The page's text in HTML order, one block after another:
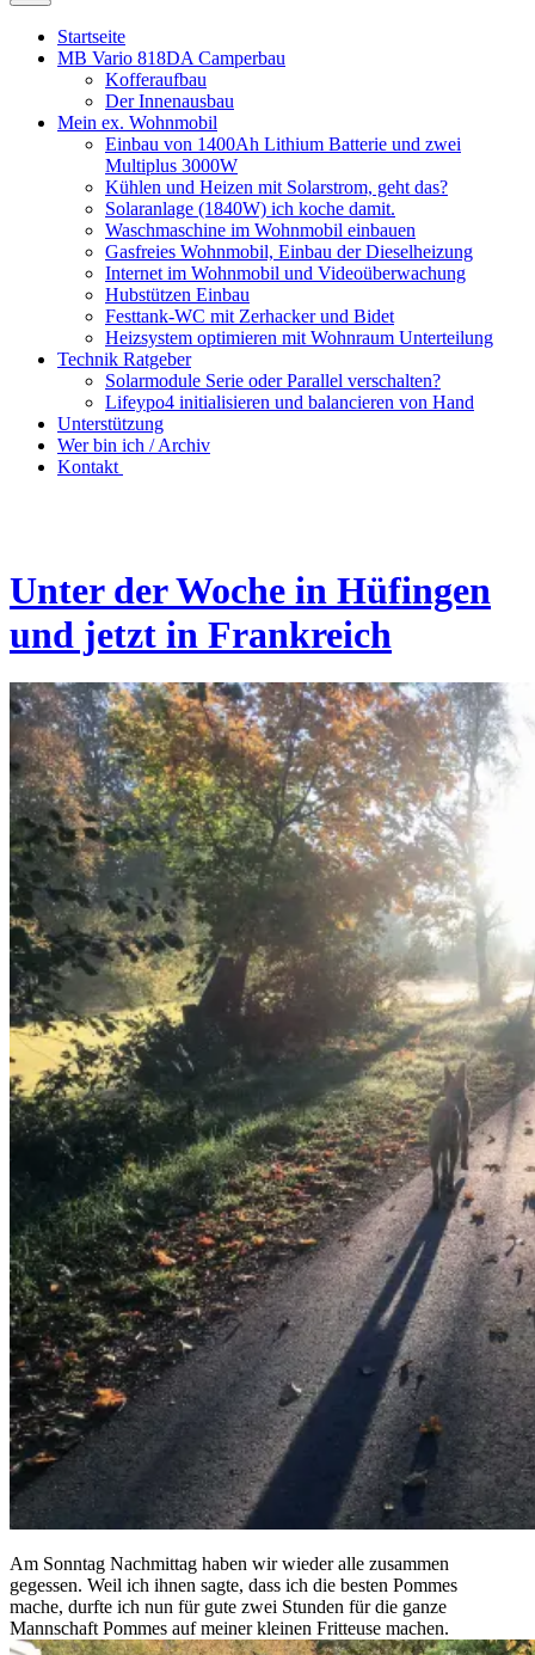
Suchfeld
ein-/ausblenden
Startseite
MB Vario 818DA Camperbau
Kofferaufbau
Der Innenausbau
Mein ex. Wohnmobil
Einbau von 1400Ah Lithium Batterie und zwei
Multiplus 3000W
Kühlen und Heizen mit Solarstrom, geht das?
Solaranlage (1840W) ich koche damit.
Waschmaschine im Wohnmobil einbauen
Gasfreies Wohnmobil, Einbau der Dieselheizung
Internet im Wohnmobil und Videoüberwachung
Hubstützen Einbau
Festtank-WC mit Zerhacker und Bidet
Heizsystem optimieren mit Wohnraum Unterteilung
Technik Ratgeber
Solarmodule Serie oder Parallel verschalten?
Lifeypo4 initialisieren und balancieren von Hand
Unterstützung
Wer bin ich / Archiv
Kontakt
Unter der Woche in Hüfingen
und jetzt in Frankreich
Am Sonntag Nachmittag haben wir wieder alle zusammen
gegessen. Weil ich ihnen sagte, dass ich die besten Pommes
mache, durfte ich nun für gute zwei Stunden für die ganze
Mannschaft Pommes auf meiner kleinen Fritteuse machen.